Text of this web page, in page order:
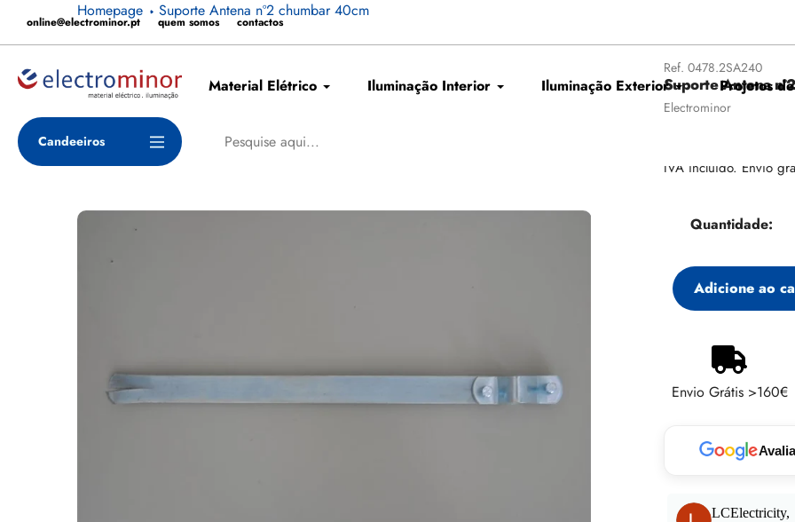
o
conteúdo
online@electrominor.pt quem somos contactos
Material Elétrico Iluminação Interior Iluminação Exterior Projetos
Candeeiros
Homepage Suporte Antena nº2 chumbar 40cm
Ref. 0478.2SA240
Suporte Antena
Fornecedor
Electrominor
regular
IVA incluído. Envio
Quantidade:
Adicione ao
seu
Envio Grátis >160€
LCElectricity,